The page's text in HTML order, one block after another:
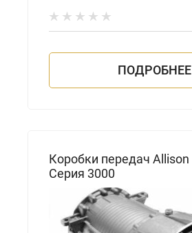
ПОДРОБНЕЕ
Коробки передач Allison
Серия 3000